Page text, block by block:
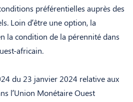
préférentielles auprès des
Loin d’être une option, la
la condition de la pérennité dans
africain.
du 23 janvier 2024 relative aux
l’Union Monétaire Ouest